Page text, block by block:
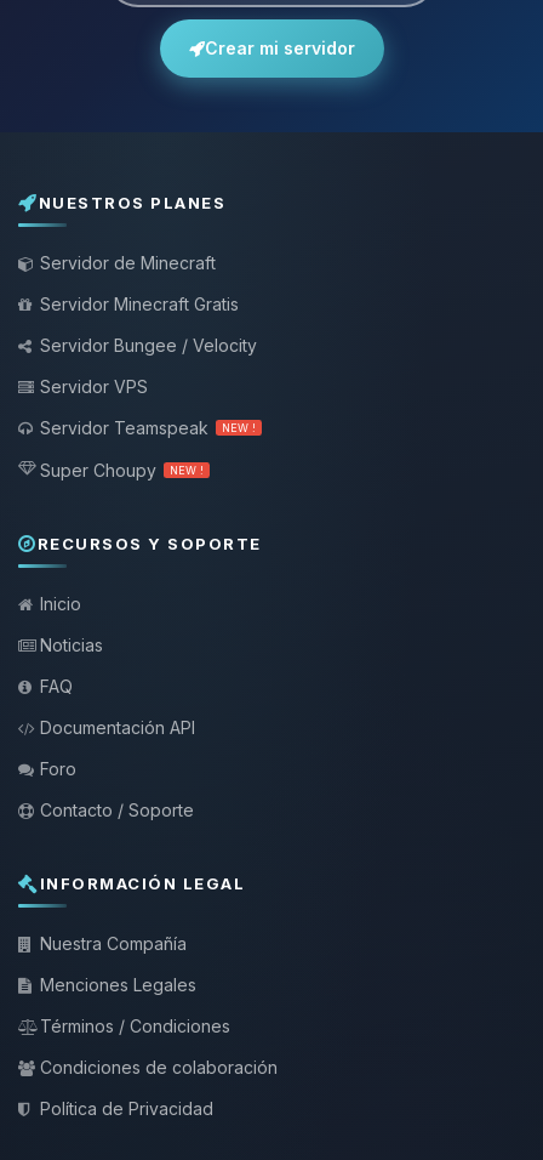
Crear mi servidor
NUESTROS PLANES
Servidor de Minecraft
Servidor Minecraft Gratis
Servidor Bungee / Velocity
Servidor VPS
Servidor Teamspeak
NEW !
Super Choupy NEW !
RECURSOS Y SOPORTE
Inicio
Noticias
FAQ
Documentación API
Foro
Contacto / Soporte
INFORMACIÓN LEGAL
Nuestra Compañía
Menciones Legales
Términos / Condiciones
Condiciones de colaboración
Política de Privacidad